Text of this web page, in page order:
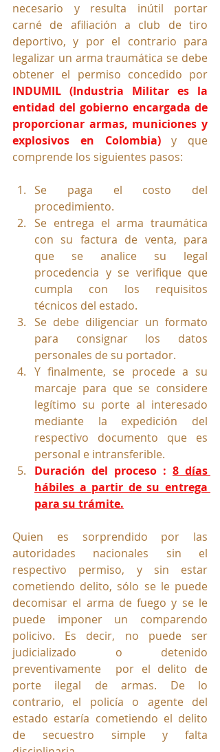
necesario y resulta inútil portar
carné de afiliación a club de tiro
deportivo, y por el contrario para
legalizar un arma traumática se debe
obtener el permiso concedido por
INDUMIL (Industria Militar es la
entidad del gobierno encargada de
proporcionar armas, municiones y
explosivos en Colombia)
y que
comprende los siguientes pasos:
Se paga el costo del
procedimiento.
Se entrega el arma traumática
con su factura de venta, para
que se analice su legal
procedencia y se verifique que
cumpla con los requisitos
técnicos del estado.
Se debe diligenciar un formato
para consignar los datos
personales de su portador.
Y finalmente, se procede a su
marcaje para que se considere
legítimo su porte al interesado
mediante la expedición del
respectivo documento que es
personal e intransferible.
Duración del proceso : 8 días
hábiles a partir de su entrega
para su trámite.
Quien es sorprendido por las
autoridades nacionales sin el
respectivo permiso, y sin estar
cometiendo delito, sólo se le puede
decomisar el arma de fuego y se le
puede imponer un comparendo
policivo. Es decir, no puede ser
judicializado o detenido
preventivamente  por el delito de
porte ilegal de armas. De lo
contrario, el policía o agente del
estado estaría cometiendo el delito
de secuestro simple y falta